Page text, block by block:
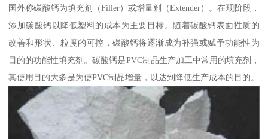
国外称碳酸钙为填充剂（Filler）或增量剂（Extender）。在现阶段，
添加碳酸钙以降低塑料的成本为主要目标。随着碳酸钙表面性质的
改善和形状、粒度的可控，碳酸钙将逐渐成为补强或赋予功能性为
目的的功能性填充剂。碳酸钙是PVC制品生产加工中常用的填充剂，
其使用目的大多是为使PVC制品增量，以达到降低生产成本的目的。